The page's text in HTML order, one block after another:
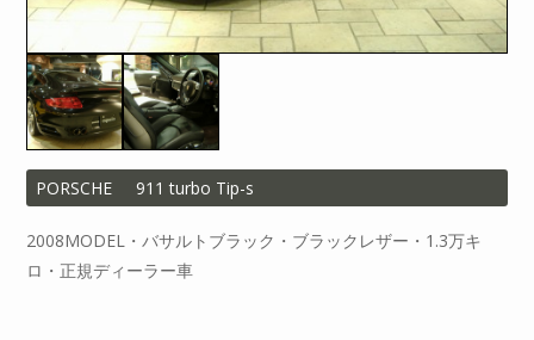
PORSCHE 911 turbo Tip-s
2008MODEL・バサルトブラック・ブラックレザー・1.3万キ
ロ・正規ディーラー車